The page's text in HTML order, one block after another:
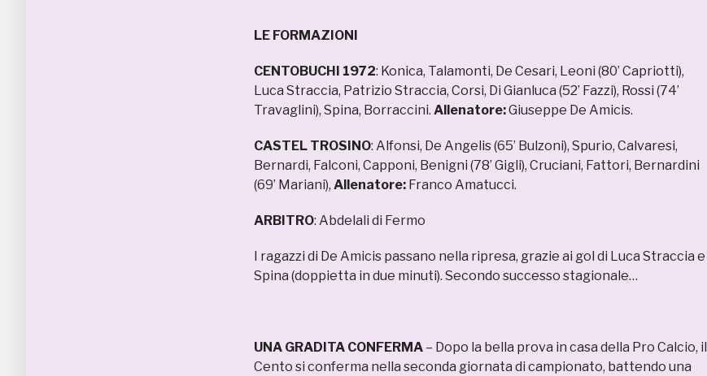
LE FORMAZIONI
CENTOBUCHI 1972: Konica, Talamonti, De Cesari, Leoni (80’ Capriotti),
Luca Straccia, Patrizio Straccia, Corsi, Di Gianluca (52’ Fazzi), Rossi (74’
Travaglini), Spina, Borraccini. Allenatore:Giuseppe De Amicis.
CASTEL TROSINO: Alfonsi, De Angelis (65’ Bulzoni), Spurio, Calvaresi,
Bernardi, Falconi, Capponi, Benigni (78’ Gigli), Cruciani, Fattori, Bernardini
(69’ Mariani), Allenatore: Franco Amatucci.
ARBITRO: Abdelali di Fermo
I ragazzi di De Amicis passano nella ripresa, grazie ai gol di Luca Straccia e
Spina (doppietta in due minuti). Secondo successo stagionale…
UNA GRADITA CONFERMA – Dopo la bella prova in casa della Pro Calcio, il
Cento si conferma nella seconda giornata di campionato, battendo una